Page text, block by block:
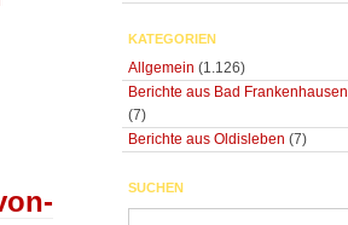
KATEGORIEN
Allgemein (1.126)
Berichte aus Bad Frankenhausen
(7)
Berichte aus Oldisleben (7)
SUCHEN